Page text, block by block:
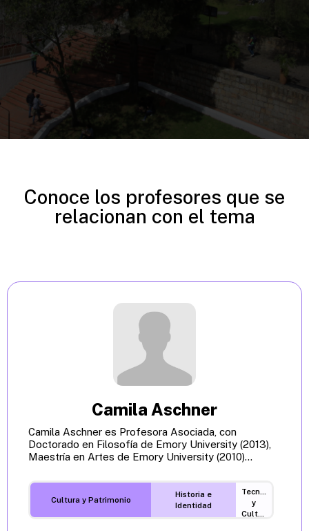
Conoce los profesores que se
relacionan con el tema
Camila Aschner
Camila Aschner es Profesora Asociada, con
Doctorado en Filosofía de Emory University (2013),
Maestría en Artes de Emory University (2010)...
Cultura y Patrimonio
Historia e
Identidad
Tecnología
y
Cultura